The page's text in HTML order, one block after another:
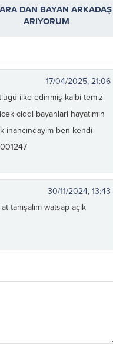
DAN BAYAN ARKADAŞ
ARIYORUM
17/04/2025, 21:06
ilke edinmiş kalbi temiz
ciddi bayanlari hayatımın
inancındayım ben kendi
30/11/2024, 13:43
tanışalım watsap açık